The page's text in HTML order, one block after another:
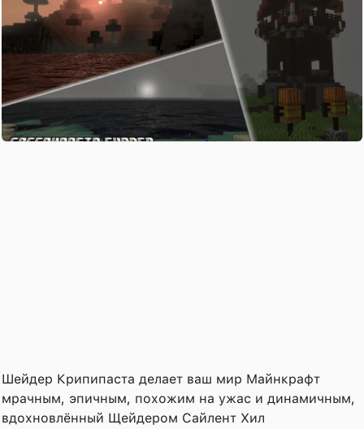
Шейдер Крипипаста делает ваш мир Майнкрафт
мрачным, эпичным, похожим на ужас и динамичным,
вдохновлённый Щейдером Сайлент Хил